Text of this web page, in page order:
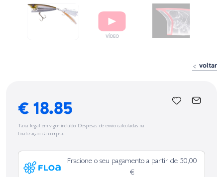
voltar
€ 18.85
Taxa legal em vigor incluído. Despesas de envio calculadas na
finalização da compra.
Fracione o seu pagamento a partir de 50,00
€